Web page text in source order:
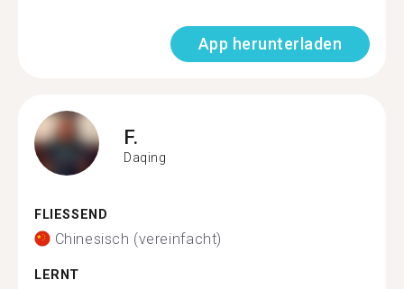
App herunterladen
F.
Daqing
FLIESSEND
Chinesisch (vereinfacht)
LERNT